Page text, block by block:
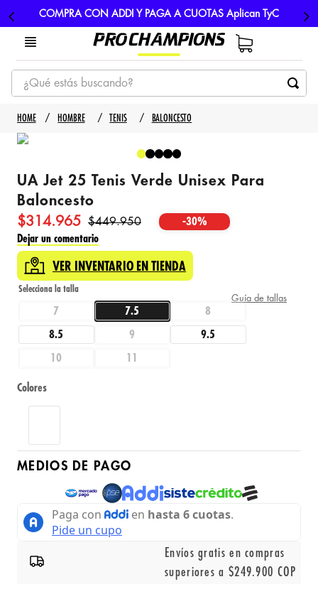
COMPRA CON ADDI Y PAGA A CUOTAS Aplican TyC
¿Qué estás buscando?
TÉRMINOS MÁS BUSCADOS
1
3. nike
4. guayos
5
HOMBRE TENIS BALONCESTO
UA Jet 25 Tenis Verde Unisex Para
Baloncesto
$314.965 $449.950 -30%
Dejar un comentario
VER INVENTARIO EN TIENDA
Guía de tallas
7 7.5 8
8.5 9 9.5
10 11
Colores
MEDIOS DE PAGO
Envíos gratis en compras
superiores a $249.900 COP